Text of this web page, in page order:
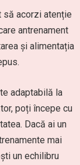
să acorzi atenție
antrenament
și alimentația
adaptabilă la
poți începe cu
Dacă ai un
mai
un echilibru